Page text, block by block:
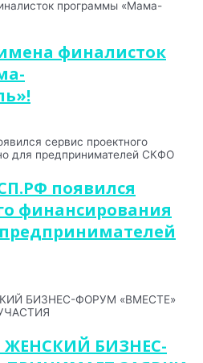
финалисток
появился
финансирования
БИЗНЕС-